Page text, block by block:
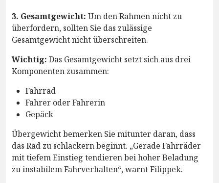
3. Gesamtgewicht: Um den Rahmen nicht zu
überfordern, sollten Sie das zulässige
Gesamtgewicht nicht überschreiten.
Wichtig: Das Gesamtgewicht setzt sich aus drei
Komponenten zusammen:
Fahrrad
Fahrer oder Fahrerin
Gepäck
Übergewicht bemerken Sie mitunter daran, dass
das Rad zu schlackern beginnt. „Gerade Fahrräder
mit tiefem Einstieg tendieren bei hoher Beladung
zu instabilem Fahrverhalten“, warnt Filippek.